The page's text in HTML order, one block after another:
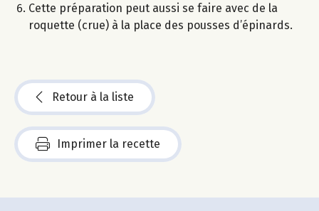
Cette préparation peut aussi se faire avec de la
roquette (crue) à la place des pousses d’épinards.
Retour à la liste
Imprimer la recette